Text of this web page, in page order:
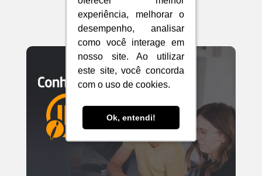
experiência, melhorar o
desempenho, analisar
como você interage em
nosso site. Ao utilizar
este site, você concorda
com o uso de cookies.
Ok, entendi!
experiência, melhorar o
desempenho, analisar
como você interage em
nosso site. Ao utilizar
este site, você concorda
com o uso de cookies.
Ok, entendi!
Tenha
uma
IP!